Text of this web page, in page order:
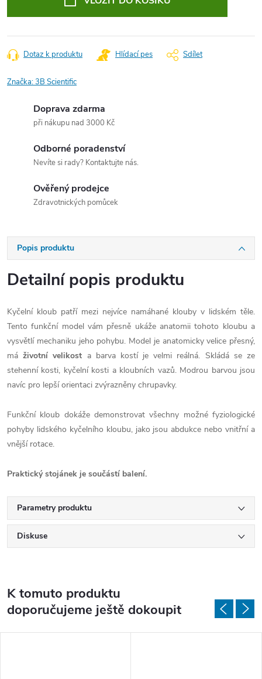
Dotaz k produktu Hlídací pes Sdílet
Značka:3B Scientific
Doprava zdarma
při nákupu nad 3000 Kč
Odborné poradenství
Nevíte si rady? Kontaktujte nás.
Ověřený prodejce
Zdravotnických pomůcek
Popis produktu
Detailní popis produktu
Kyčelní kloub patří mezi nejvíce namáhané klouby v lidském těle.
Tento funkční model vám přesně ukáže anatomii tohoto kloubu a
vysvětlí mechaniku jeho pohybu. Model je anatomicky velice přesný,
máživotní velikost a barva kostí je velmi reálná. Skládá se ze
stehenní kosti, kyčelní kosti a kloubních vazů. Modrou barvou jsou
navíc pro lepší orientaci zvýrazněny chrupavky.
Funkční kloub dokáže demonstrovat všechny možné fyziologické
pohyby lidského kyčelního kloubu, jako jsou abdukce nebo vnitřní a
vnější rotace.
Praktický stojánek je součástí balení.
Parametry produktu
Diskuse
K tomuto produktu
doporučujeme ještě dokoupit